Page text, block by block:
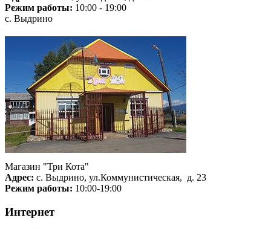
Режим работы: 10:00 - 19:00
с. Выдрино
Магазин "Три Кота"
Адрес: с. Выдрино, ул.Коммунистическая, д. 23
Режим работы: 10:00-19:00
Интернет